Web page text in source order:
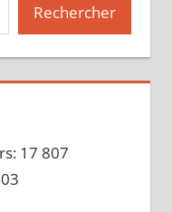
Rechercher
17 807